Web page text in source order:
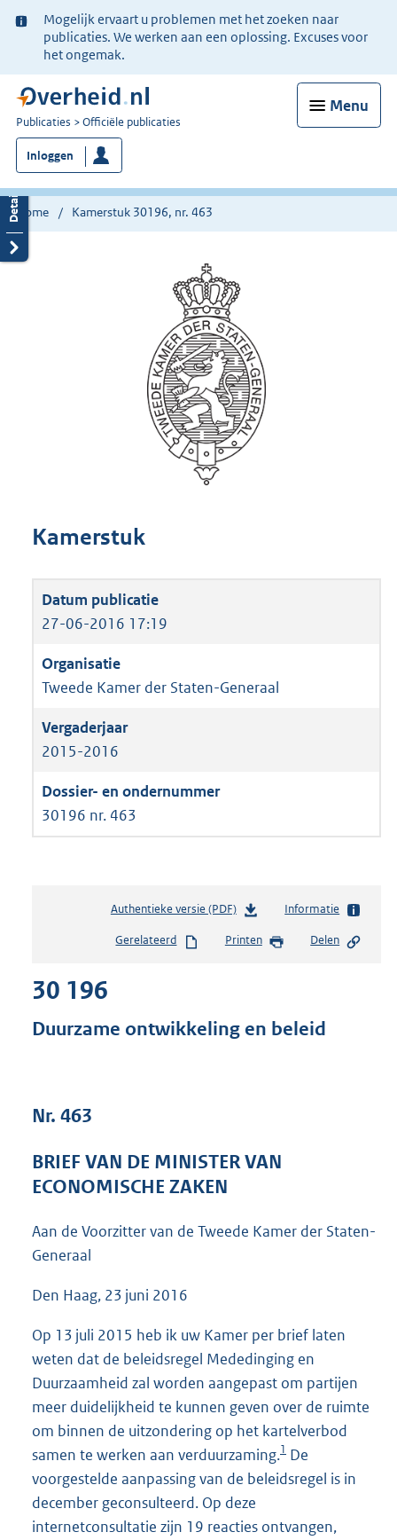
Ter
informatie:
Mogelijk ervaart u problemen met het zoeken naar
publicaties. We werken aan een oplossing. Excuses voor
het ongemak.
Menu
U
bent
nu
hier:
Publicaties Officiële publicaties
Inloggen
Home Kamerstuk 30196, nr. 463
Kamerstuk
27-06-2016 17:19
Tweede Kamer der Staten-Generaal
2015-2016
30196 nr. 463
Authentieke versie (PDF)b
s
s
e
0
Informatie
Gerelateerd Printen Delen
30 196
Duurzame ontwikkeling en beleid
Nr. 463
BRIEF VAN DE MINISTER VAN
ECONOMISCHE ZAKEN
Aan de Voorzitter van de Tweede Kamer der Staten-
Generaal
Den Haag, 23 juni 2016
Op 13 juli 2015 heb ik uw Kamer per brief laten
weten dat de beleidsregel Mededinging en
Duurzaamheid zal worden aangepast om partijen
meer duidelijkheid te kunnen geven over de ruimte
om binnen de uitzondering op het kartelverbod
samen te werken aan verduurzaming.1 De
voorgestelde aanpassing van de beleidsregel is in
december geconsulteerd. Op deze
internetconsultatie zijn 19 reacties ontvangen,